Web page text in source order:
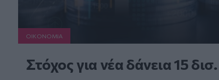
ΟΙΚΟΝΟΜΙΑ
Στόχος για νέα δάνεια 15